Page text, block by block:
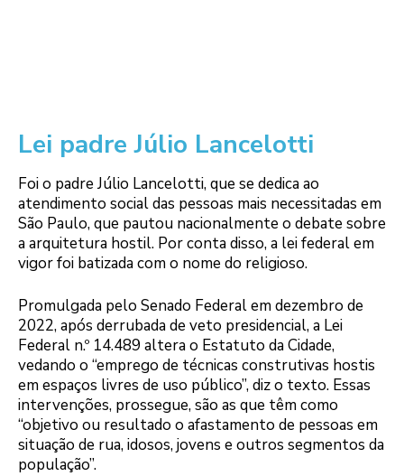
Lei padre Júlio Lancelotti
Foi o padre Júlio Lancelotti, que se dedica ao
atendimento social das pessoas mais necessitadas em
São Paulo, que pautou nacionalmente o debate sobre
a arquitetura hostil. Por conta disso, a lei federal em
vigor foi batizada com o nome do religioso.
Promulgada pelo Senado Federal em dezembro de
2022, após derrubada de veto presidencial, a Lei
Federal n.º 14.489 altera o Estatuto da Cidade,
vedando o “emprego de técnicas construtivas hostis
em espaços livres de uso público”, diz o texto. Essas
intervenções, prossegue, são as que têm como
“objetivo ou resultado o afastamento de pessoas em
situação de rua, idosos, jovens e outros segmentos da
população”.